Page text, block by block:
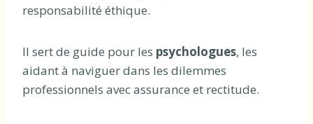
responsabilité éthique.
Il sert de guide pour les psychologues, les
aidant à naviguer dans les dilemmes
professionnels avec assurance et rectitude.